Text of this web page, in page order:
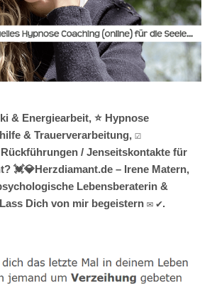
& Energiearbeit, ⭐ Hypnose
& Trauerverarbeitung, ☑️
/ Jenseitskontakte für
💓️💎Herzdiamant.de – Irene Matern,
Lebensberaterin &
Dich von mir begeistern ✉ ✔.